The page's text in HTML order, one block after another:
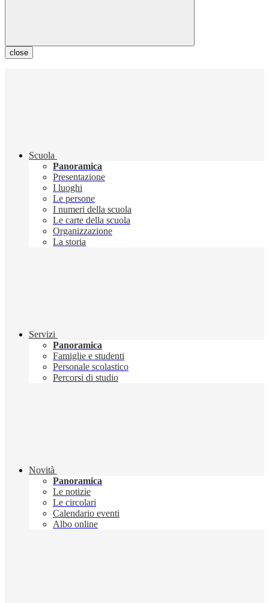
close
Scuola
Panoramica
Presentazione
I luoghi
Le persone
I numeri della scuola
Le carte della scuola
Organizzazione
La storia
Servizi
Panoramica
Famiglie e studenti
Personale scolastico
Percorsi di studio
Novità
Panoramica
Le notizie
Le circolari
Calendario eventi
Albo online